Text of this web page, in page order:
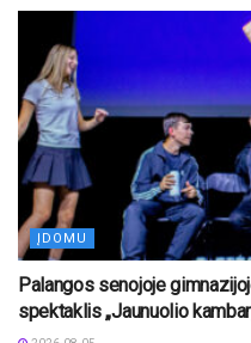
ĮDOMU
Palangos senojoje
spektaklis „Jaunuolio